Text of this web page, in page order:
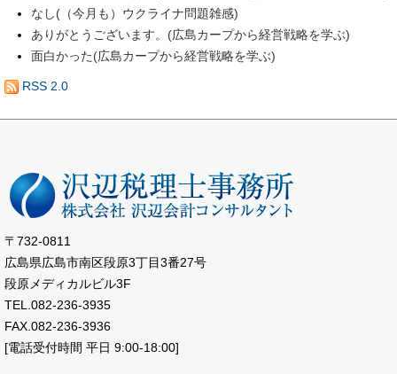
なし(（今月も）ウクライナ問題雑感)
ありがとうございます。(広島カープから経営戦略を学ぶ)
面白かった(広島カープから経営戦略を学ぶ)
RSS 2.0
〒732-0811
広島県広島市南区段原3丁目3番27号
段原メディカルビル3F
TEL.082-236-3935
FAX.082-236-3936
[電話受付時間 平日 9:00-18:00]